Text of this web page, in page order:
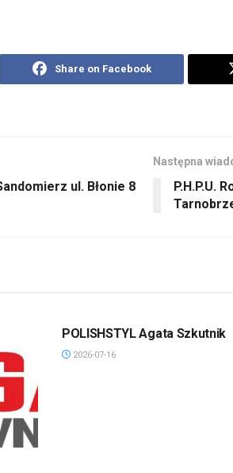
Share on Facebook
ul. Błonie 8
Następna
P.H.P.U.
POLISHSTYL Agata Szkutnik
2026-07-16